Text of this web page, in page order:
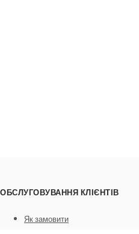
ОБСЛУГОВУВАННЯ КЛІЄНТІВ
Як замовити